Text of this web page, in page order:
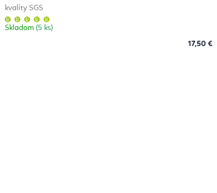
kvality SGS
hodnotenie
produktu
je
Skladom (5 ks)
17,50 €